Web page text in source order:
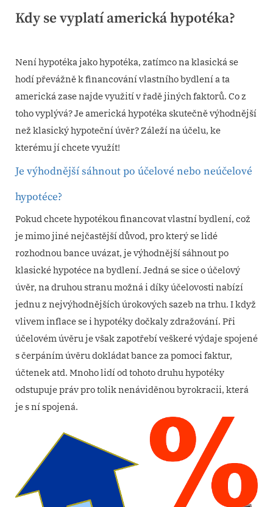
Kdy se vyplatí americká hypotéka?
on
Není hypotéka jako hypotéka, zatímco na klasická se
hodí převážně k financování vlastního bydlení a ta
americká zase najde využití v řadě jiných faktorů. Co z
toho vyplývá? Je americká hypotéka skutečně výhodnější
než klasický hypoteční úvěr? Záleží na účelu, ke
kterému jí chcete využít!
Je výhodnější sáhnout po účelové nebo neúčelové
hypotéce?
Pokud chcete hypotékou financovat vlastní bydlení, což
je mimo jiné nejčastější důvod, pro který se lidé
rozhodnou bance uvázat, je výhodnější sáhnout po
klasické hypotéce na bydlení. Jedná se sice o účelový
úvěr, na druhou stranu možná i díky účelovosti nabízí
jednu z nejvýhodnějších úrokových sazeb na trhu. I když
vlivem inflace se i hypotéky dočkaly zdražování. Při
účelovém úvěru je však zapotřebí veškeré výdaje spojené
s čerpáním úvěru dokládat bance za pomoci faktur,
účtenek atd. Mnoho lidí od tohoto druhu hypotéky
odstupuje práv pro tolik nenáviděnou byrokracii, která
je s ní spojená.